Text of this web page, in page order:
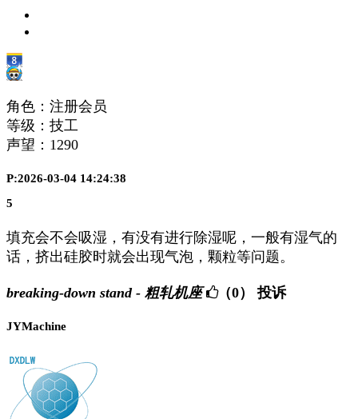
角色：注册会员
等级：技工
声望： 1290
P:2026-03-04 14:24:38
5
填充会不会吸湿，有没有进行除湿呢，一般有湿气的
话，挤出硅胶时就会出现气泡，颗粒等问题。
breaking-down stand - 粗轧机座 （0） 投诉
JYMachine